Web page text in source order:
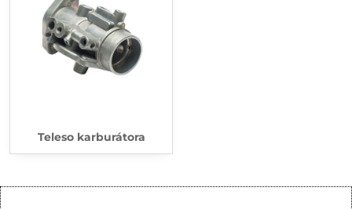
Teleso karburátora